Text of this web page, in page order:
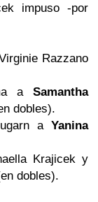
impuso -por
Razzano
a Samantha
dobles).
aYanina
Krajicek y
dobles).